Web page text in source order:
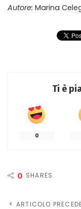
Autore: Marina
Ti è
0
0 SHARES
ARTICOLO